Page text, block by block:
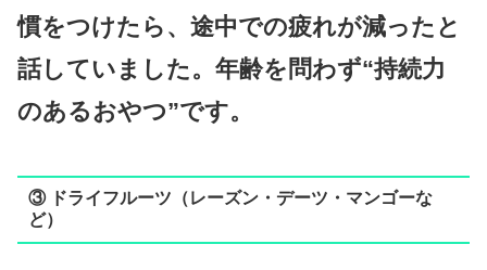
慣をつけたら、途中での疲れが減ったと
話していました。年齢を問わず“持続力
のあるおやつ”です。
③ ドライフルーツ（レーズン・デーツ・マンゴーな
ど）